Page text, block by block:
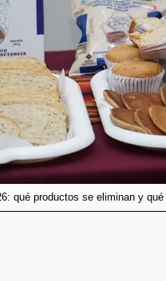
qué productos se eliminan y qué